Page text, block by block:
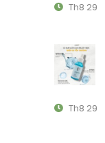
Th8 29
Th8 29